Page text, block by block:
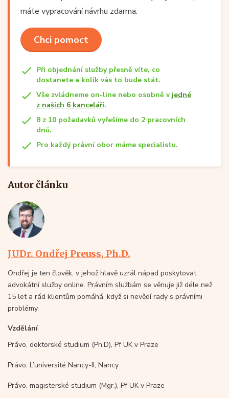
máte vypracování návrhu zdarma.
Chci pomoct
Při objednání služby přesně víte, co
dostanete a kolik vás to bude stát.
Vše zvládneme on-line nebo osobně v jedné
z našich 6 kanceláří.
8 z 10 požadavků vyřešíme do 2 pracovních
dnů.
Pro každý právní obor máme specialistu.
Autor článku
JUDr. Ondřej Preuss, Ph.D.
Ondřej je ten člověk, v jehož hlavě uzrál nápad poskytovat
advokátní služby online. Právním službám se věnuje již déle než
15 let a rád klientům pomáhá, když si nevědí rady s právními
problémy.
Vzdělání
Právo, doktorské studium (Ph.D), Pf UK v Praze
Právo, L’université Nancy-II, Nancy
Právo, magisterské studium (Mgr.), Pf UK v Praze